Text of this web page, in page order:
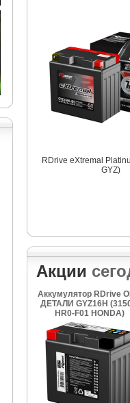
RDrive eXtremal
GYZ)
Акции
Аккумулятор RDrive
ДЕТАЛИ GYZ16H
HR0-F01 HONDA)